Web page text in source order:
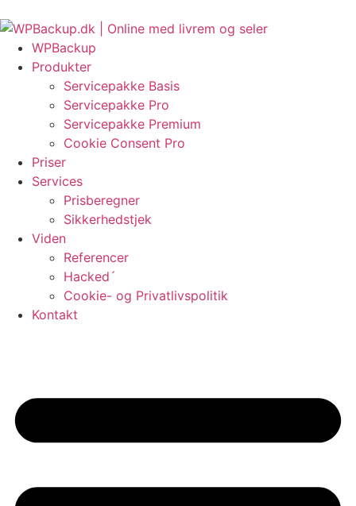
til
indholdWPBackup
Produkter
Servicepakke Basis
Servicepakke Pro
Servicepakke Premium
Cookie Consent Pro
Priser
Services
Prisberegner
Sikkerhedstjek
Viden
Referencer
Hacked´
Cookie- og Privatlivspolitik
Kontakt